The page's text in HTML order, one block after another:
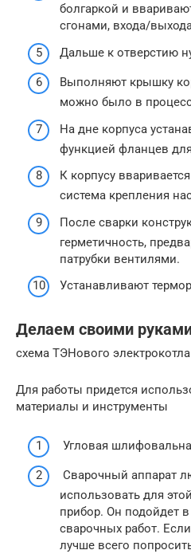
болгаркой и
сгонами, входа/
Дальше к отверстию
Выполняют крышку
можно было в
На дне корпуса
функцией фланцев
К корпусу
система крепления
После сварки
герметичность,
патрубки вентилями.
Устанавливают
Делаем своими
схема ТЭНового электрокотла
Для работы придется
материалы и инструменты
Угловая
Сварочный аппарат
использовать для
прибор. Он подойдет
сварочных работ.
лучше всего